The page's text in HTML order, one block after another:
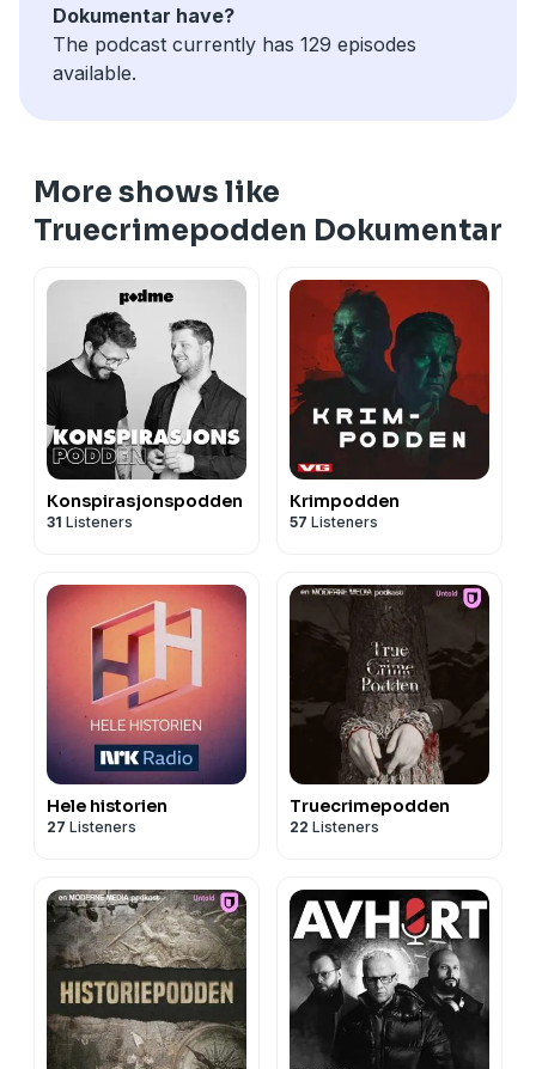
Dokumentar have?
The podcast currently has 129 episodes
available.
More shows like
Truecrimepodden Dokumentar
Konspirasjonspodden
31 Listeners
Krimpodden
57 Listeners
Hele historien
27 Listeners
Truecrimepodden
22 Listeners